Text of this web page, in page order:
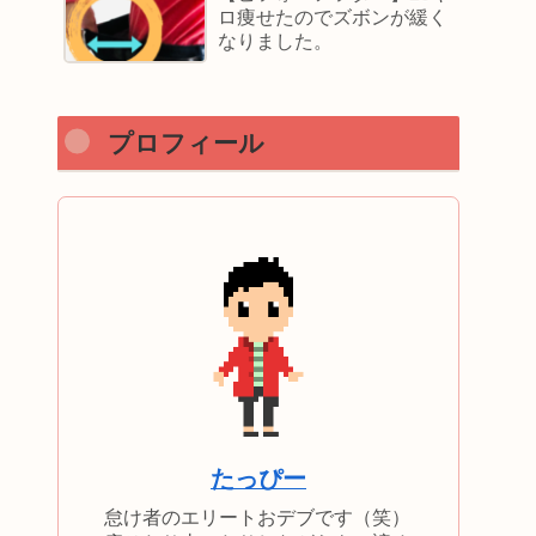
ロ痩せたのでズボンが緩く
なりました。
プロフィール
たっぴー
怠け者のエリートおデブです（笑）